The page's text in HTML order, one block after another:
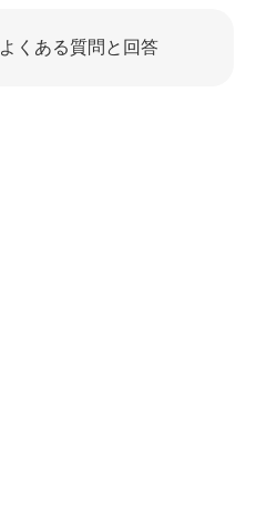
よくある質問と回答